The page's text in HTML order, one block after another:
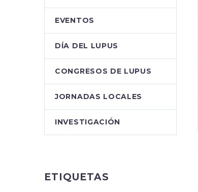
EVENTOS
DÍA DEL LUPUS
CONGRESOS DE LUPUS
JORNADAS LOCALES
INVESTIGACIÓN
ETIQUETAS